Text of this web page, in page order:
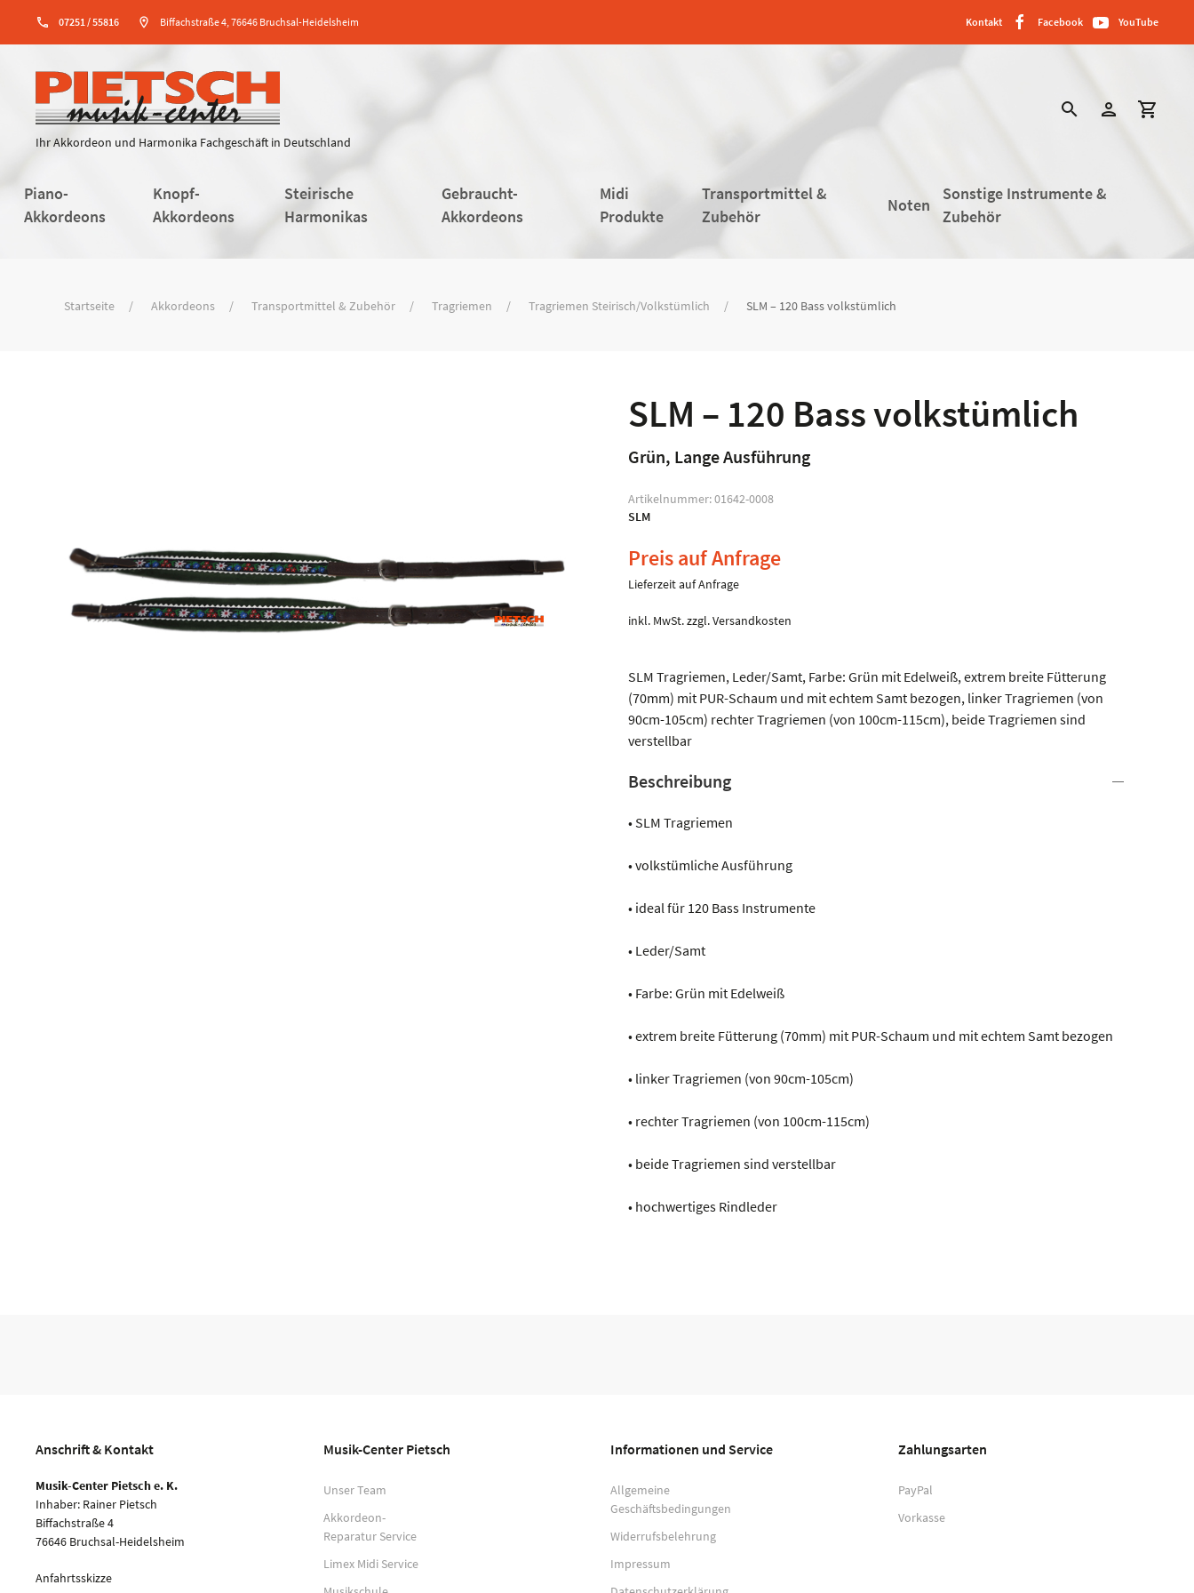
phone 07251 / 55816 location_on Biffachstraße 4, 76646 Bruchsal-Heidelsheim Kontakt Facebook YouTube
Ihr Akkordeon und Harmonika Fachgeschäft in Deutschland
search person shopping_cart
Piano-
Akkordeons
Knopf-
Akkordeons
Steirische
Harmonikas
Gebraucht-
Akkordeons
Midi
Produkte
Transportmittel &
Zubehör
Noten
Sonstige Instrumente &
Zubehör
Startseite Akkordeons Transportmittel & Zubehör Tragriemen Tragriemen Steirisch/Volkstümlich SLM – 120 Bass volkstümlich
SLM – 120 Bass volkstümlich
Grün, Lange Ausführung
Artikelnummer:01642-0008
SLM
Preis auf Anfrage
Lieferzeit auf Anfrage
inkl. MwSt.zzgl.Versandkosten
SLM Tragriemen, Leder/Samt, Farbe: Grün mit Edelweiß, extrem breite Fütterung
(70mm) mit PUR-Schaum und mit echtem Samt bezogen, linker Tragriemen (von
90cm-105cm) rechter Tragriemen (von 100cm-115cm), beide Tragriemen sind
verstellbar
Beschreibung
• SLM Tragriemen
• volkstümliche Ausführung
• ideal für 120 Bass Instrumente
• Leder/Samt
• Farbe: Grün mit Edelweiß
• extrem breite Fütterung (70mm) mit PUR-Schaum und mit echtem Samt bezogen
• linker Tragriemen (von 90cm-105cm)
• rechter Tragriemen (von 100cm-115cm)
• beide Tragriemen sind verstellbar
• hochwertiges Rindleder
Anschrift & Kontakt
Musik-Center Pietsch e. K.
Inhaber: Rainer Pietsch
Biffachstraße 4
76646 Bruchsal-Heidelsheim
Anfahrtsskizze
Musik-Center Pietsch
Unser Team
Akkordeon-
Reparatur Service
Limex Midi Service
Informationen und Service
Allgemeine
Geschäftsbedingungen
Widerrufsbelehrung
Impressum
Zahlungsarten
PayPal
Vorkasse